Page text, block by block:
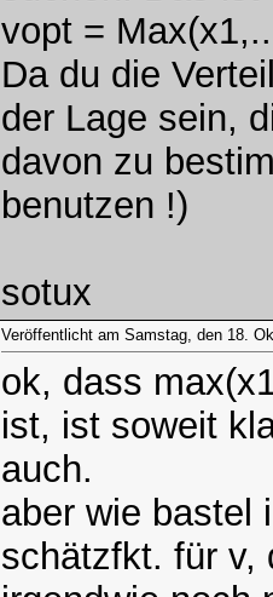
vopt =
Da du die
der Lage sein,
davon zu
benutzen !)
sotux
Veröffentlicht am Samstag, den 18.
ok, dass
ist, ist soweit
auch.
aber wie bastel
schätzfkt. für v,